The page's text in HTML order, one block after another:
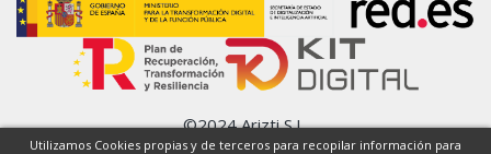
Utilizamos Cookies propias y de terceros para recopilar información para
©2024 Arizti S.L.
Condiciones Generales